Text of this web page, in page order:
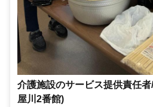
介護施設のサービス提供責任
屋川2番館)